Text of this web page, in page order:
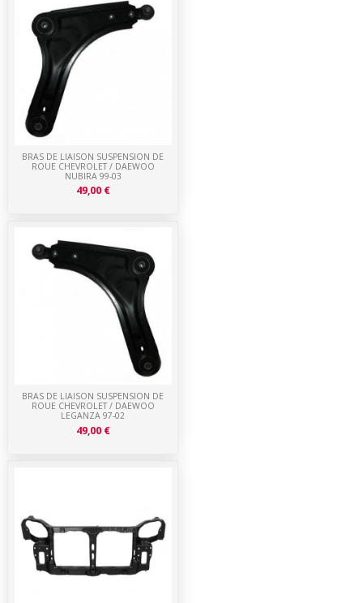
BRAS DE LIAISON SUSPENSION DE
ROUE CHEVROLET / DAEWOO
LEGANZA 97-02
49,00 €
BRAS DE LIAISON SUSPENSION DE
ROUE CHEVROLET / DAEWOO
NUBIRA 99-03
49,00 €